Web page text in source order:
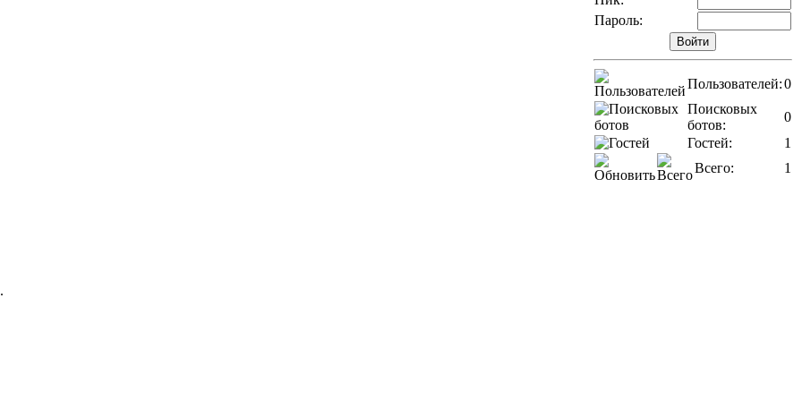
Пароль:
Пользователей:0
Поисковых
ботов:
0
Гостей:
1
Всего:
1